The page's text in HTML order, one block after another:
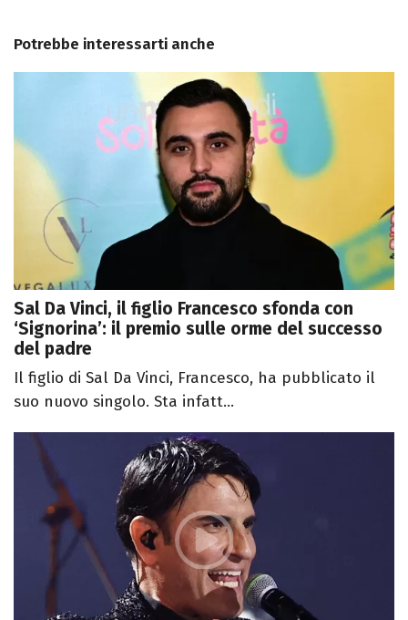
Potrebbe interessarti anche
Sal Da Vinci, il figlio Francesco sfonda con
‘Signorina’: il premio sulle orme del successo
del padre
Il figlio di Sal Da Vinci, Francesco, ha pubblicato il
suo nuovo singolo. Sta infatt...